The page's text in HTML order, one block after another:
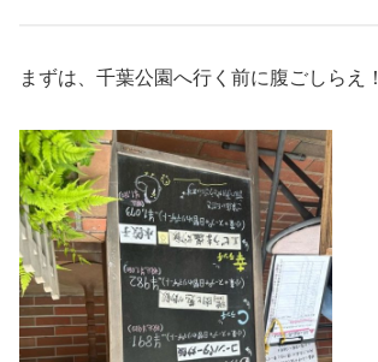
まずは、千葉公園へ行く前に腹ごしらえ！